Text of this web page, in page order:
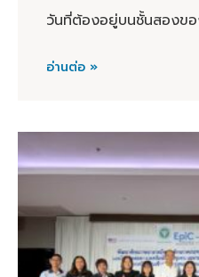
วันที่ต้องอยู่บนชั้นสองขอ
อ่านต่อ »